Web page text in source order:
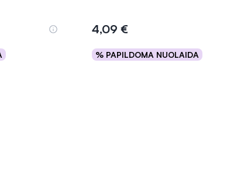
4,09 €
% PAPILDOMA NUOLAIDA
Į krepšelį